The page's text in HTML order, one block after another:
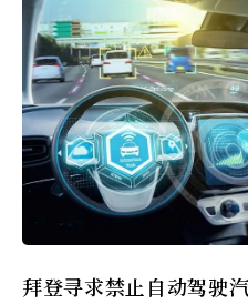
拜登寻求禁止自动驾驶